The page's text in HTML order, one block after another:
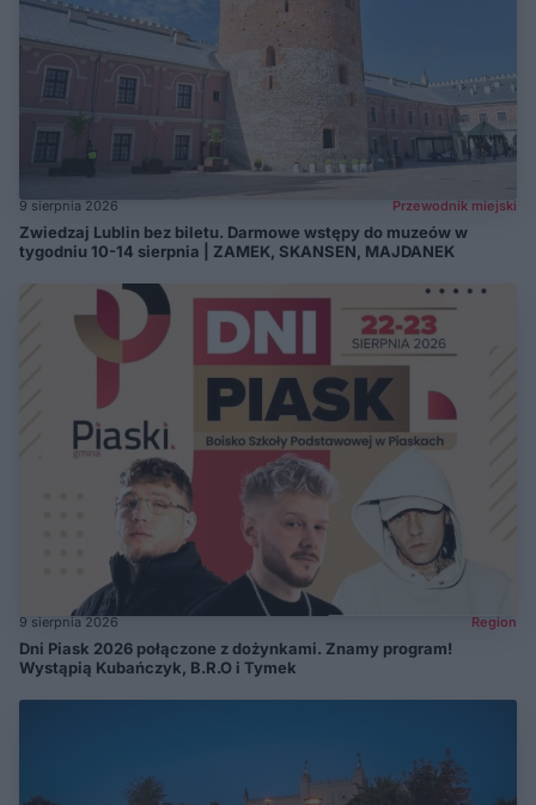
9 sierpnia 2026 Przewodnik miejski
Zwiedzaj Lublin bez biletu. Darmowe wstępy do muzeów w
tygodniu 10-14 sierpnia | ZAMEK, SKANSEN, MAJDANEK
9 sierpnia 2026 Region
Dni Piask 2026 połączone z dożynkami. Znamy program!
Wystąpią Kubańczyk, B.R.O i Tymek